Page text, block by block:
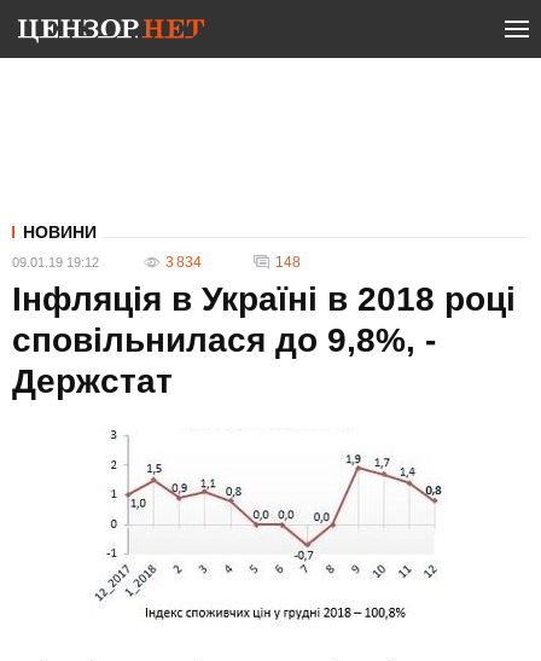
НОВИНИ
09.01.19 19:12 3 834 148
Інфляція в Україні в 2018 році
сповільнилася до 9,8%, -
Держстат